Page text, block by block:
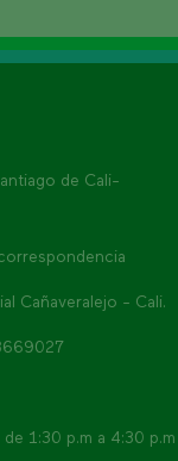
de Cali-
Cañaveralejo - Cali.
1:30 p.m a 4:30 p.m